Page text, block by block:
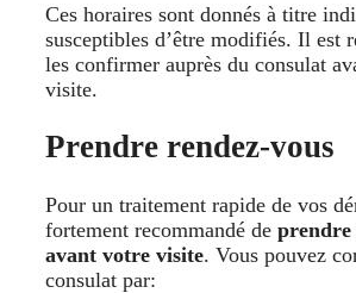
Ces horaires sont donnés à titre
susceptibles d’être modifiés. Il est
les confirmer auprès du consulat
visite.
Prendre rendez-vous
Pour un traitement rapide de vos
fortement recommandé de prendre
avant votre visite. Vous pouvez
consulat par: